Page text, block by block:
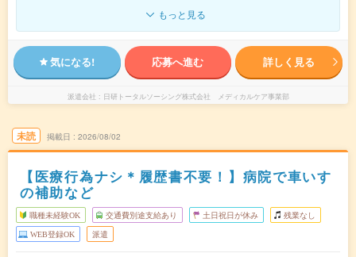
もっと見る
気になる! 応募へ進む 詳しく見る
派遣会社 日研トータルソーシング株式会社 メディカルケア事業部
未読 掲載日 2026/08/02
【医療行為ナシ＊履歴書不要！】病院で車いす
の補助など
職種未経験OK 交通費別途支給あり 土日祝日が休み 残業なし
WEB登録OK 派遣